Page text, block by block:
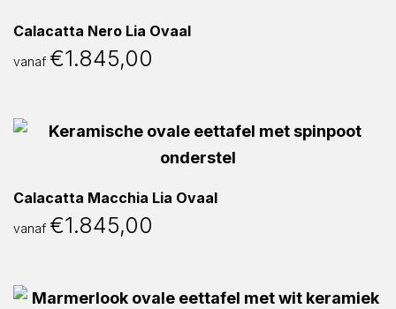
Calacatta Nero Lia Ovaal
vanaf €1.845,00
Calacatta Macchia Lia Ovaal
vanaf €1.845,00